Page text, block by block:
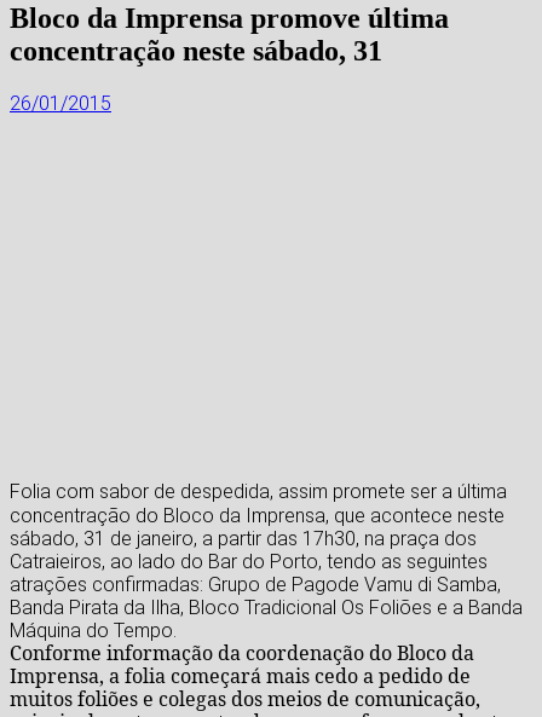
Bloco da Imprensa promove última
concentração neste sábado, 31
26/01/2015
Folia com sabor de despedida, assim promete ser a última
concentração do Bloco da Imprensa, que acontece neste
sábado, 31 de janeiro, a partir das 17h30, na praça dos
Catraieiros, ao lado do Bar do Porto, tendo as seguintes
atrações confirmadas: Grupo de Pagode Vamu di Samba,
Banda Pirata da Ilha, Bloco Tradicional Os Foliões e a Banda
Máquina do Tempo.
Conforme informação da coordenação do Bloco da
Imprensa, a folia começará mais cedo a pedido de
muitos foliões e colegas dos meios de comunicação,